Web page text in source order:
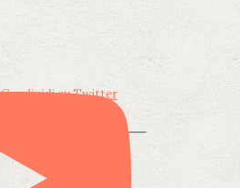
Condividi su Twitter